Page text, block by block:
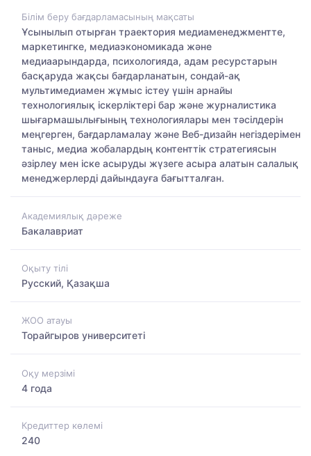
Білім беру бағдарламасының мақсаты
Ұсынылып отырған траектория медиаменеджментте,
маркетингке, медиаэкономикада және
медиаарындарда, психологияда, адам ресурстарын
басқаруда жақсы бағдарланатын, сондай-ақ
мультимедиамен жұмыс істеу үшін арнайы
технологиялық іскерліктері бар және журналистика
шығармашылығының технологиялары мен тәсілдерін
меңгерген, бағдарламалау және Веб-дизайн негіздерімен
таныс, медиа жобалардың контенттік стратегиясын
әзірлеу мен іске асыруды жүзеге асыра алатын салалық
менеджерлерді дайындауға бағытталған.
Академиялық дәреже
Бакалавриат
Оқыту тілі
Русский, Қазақша
ЖОО атауы
Торайгыров университеті
Оқу мерзімі
4 года
Кредиттер көлемі
240